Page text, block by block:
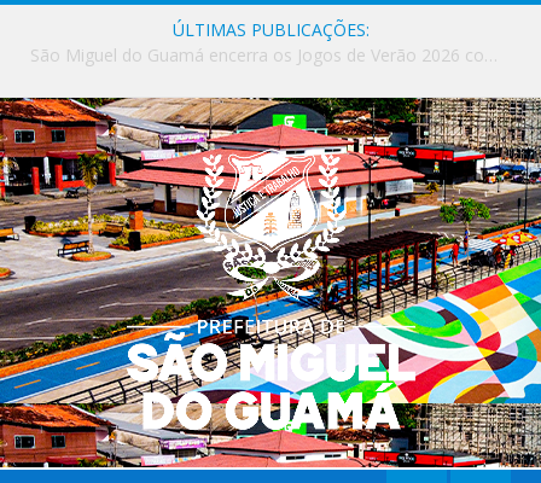
ÚLTIMAS PUBLICAÇÕES:
Milhares de fiéis tomam as ruas de São Miguel do Guamá em uma grande celebração de fé na Marcha para Jesus 2026.